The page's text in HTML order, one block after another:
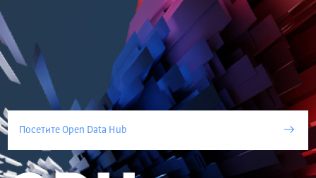
Посетите Open Data Hub